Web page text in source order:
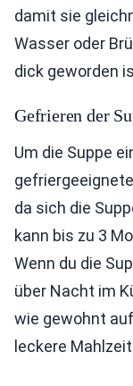
damit sie
Wasser oder
dick geworden
Gefrieren der
Um die Suppe
da sich die
kann bis zu 3
Wenn du die
über Nacht im
wie gewohnt
leckere